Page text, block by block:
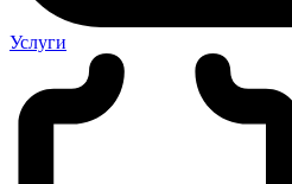
Услуги